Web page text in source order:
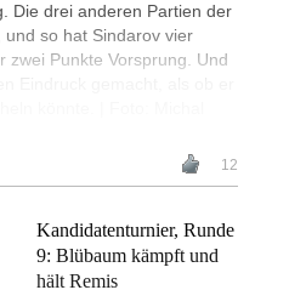
Die drei anderen Partien der
so hat Sindarov vier
zwei Punkte Vorsprung. Und
12
Kandidatenturnier, Runde
9: Blübaum kämpft und
hält Remis